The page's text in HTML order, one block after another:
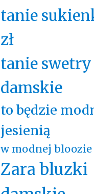
tanie
zł
tanie swetry
damskie
to będzie
jesienią
w modnej bloozie
Zara bluzki